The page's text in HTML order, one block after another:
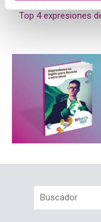
Top 4 expresiones